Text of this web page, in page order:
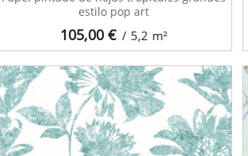
105,00€ / 5,2 m²
estilo pop art